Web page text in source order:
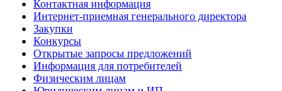
Контактная информация
Интернет-приемная генерального директора
Закупки
Конкурсы
Открытые запросы предложений
Информация для потребителей
Физическим лицам